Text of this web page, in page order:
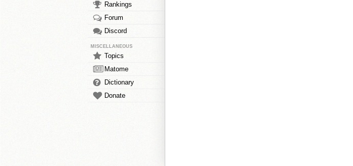
Rankings
Forum
Discord
MISCELLANEOUS
Topics
Matome
Dictionary
Donate